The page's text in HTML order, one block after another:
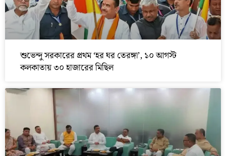
শুভেন্দু সরকারের প্রথম ‘হর ঘর তেরঙ্গা’, ১০ আগস্ট
কলকাতায় ৩০ হাজারের মিছিল